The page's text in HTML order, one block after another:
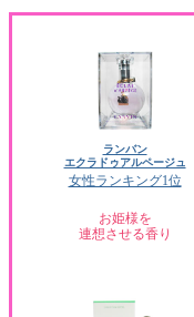
ランバン
エクラドゥアルページュ
女性ランキング1位
お姫様を
連想させる香り